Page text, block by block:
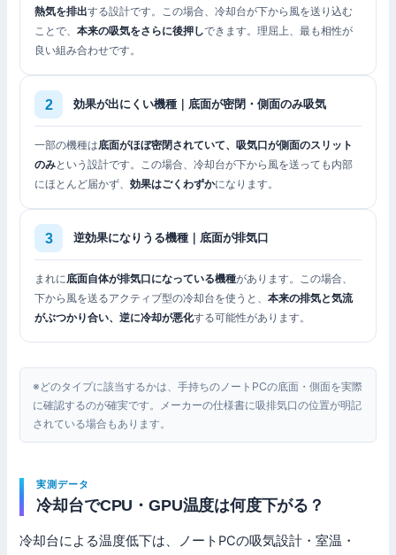
熱気を排出する設計です。この場合、冷却台が下から風を送り込む
ことで、本来の吸気をさらに後押しできます。理屈上、最も相性が
良い組み合わせです。
効果が出にくい機種｜底面が密閉・側面のみ吸気
一部の機種は底面がほぼ密閉されていて、吸気口が側面のスリット
のみという設計です。この場合、冷却台が下から風を送っても内部
にほとんど届かず、効果はごくわずかになります。
逆効果になりうる機種｜底面が排気口
まれに底面自体が排気口になっている機種があります。この場合、
下から風を送るアクティブ型の冷却台を使うと、本来の排気と気流
がぶつかり合い、逆に冷却が悪化する可能性があります。
※どのタイプに該当するかは、手持ちのノートPCの底面・側面を実際
に確認するのが確実です。メーカーの仕様書に吸排気口の位置が明記
されている場合もあります。
実測データ
冷却台でCPU・GPU温度は何度下がる？
冷却台による温度低下は、ノートPCの吸気設計・室温・